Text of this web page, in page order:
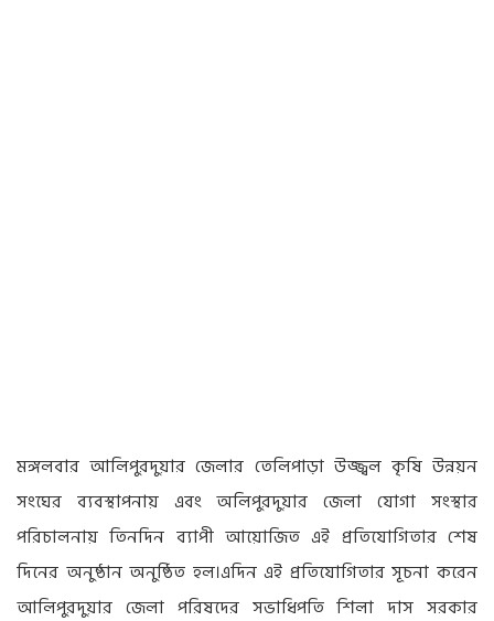
মঙ্গলবার আলিপুরদুয়ার জেলার তেলিপাড়া উজ্জ্বল কৃষি উন্নয়ন
সংঘের ব্যবস্থাপনায় এবং অলিপুরদুয়ার জেলা যোগা সংস্থার
পরিচালনায় তিনদিন ব্যাপী আয়োজিত এই প্রতিযোগিতার শেষ
দিনের অনুষ্ঠান অনুষ্ঠিত হল।এদিন এই প্রতিযোগিতার সূচনা করেন
আলিপুরদুয়ার জেলা পরিষদের সভাধিপতি শিলা দাস সরকার